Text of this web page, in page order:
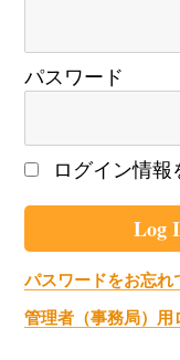
パスワード
ログイン情報
パスワードをお忘れ
管理者（事務局）用